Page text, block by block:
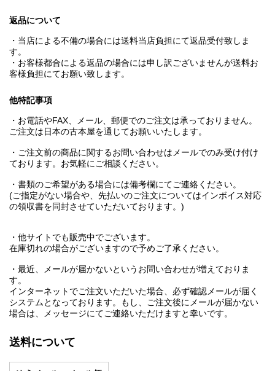
返品について
・当店による不備の場合には送料当店負担にて返品受付致しま
す。
・お客様都合による返品の場合には申し訳ございませんが送料お
客様負担にてお願い致します。
他特記事項
・お電話やFAX、メール、郵便でのご注文は承っておりません。
ご注文は日本の古本屋を通じてお願いいたします。
・ご注文前の商品に関するお問い合わせはメールでのみ受け付け
ております。お気軽にご相談ください。
・書類のご希望がある場合には備考欄にてご連絡ください。
(ご指定がない場合や、先払いのご注文についてはインボイス対応
の領収書を同封させていただいております。)
・他サイトでも販売中でございます。
在庫切れの場合がございますので予めご了承ください。
・最近、メールが届かないというお問い合わせが増えておりま
す。
インターネットでご注文いただいた場合、必ず確認メールが届く
システムとなっております。もし、ご注文後にメールが届かない
場合は、メッセージにてご連絡いただけますと幸いです。
送料について